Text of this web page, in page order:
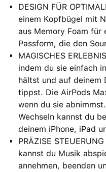
DESIGN FÜR
einem Kopfbügel mit
aus Memory Foam für
Passform, die den
MAGISCHES
indem du sie einfach
hältst und auf deinem
tippst. Die AirPods
wenn du sie
Wechseln kannst du
deinem iPhone, iPad
PRÄZISE
kannst du Musik
annehmen, beenden